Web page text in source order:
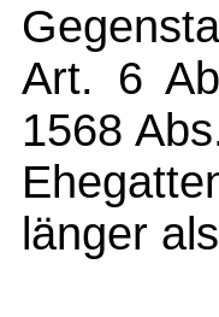
Art. 6
1568
länger